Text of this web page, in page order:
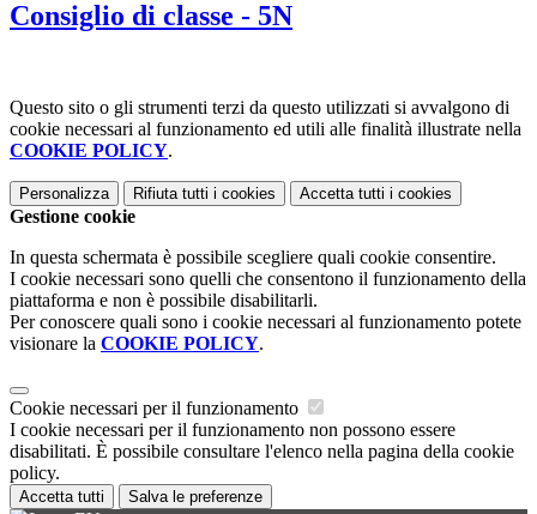
Consiglio di classe - 5N
Questo sito o gli strumenti terzi da questo utilizzati si avvalgono di
cookie necessari al funzionamento ed utili alle finalità illustrate nella
COOKIE POLICY.
Personalizza Rifiuta tutti i cookies Accetta tutti i cookies
Gestione cookie
In questa schermata è possibile scegliere quali cookie consentire.
I cookie necessari sono quelli che consentono il funzionamento della
piattaforma e non è possibile disabilitarli.
Per conoscere quali sono i cookie necessari al funzionamento potete
visionare la COOKIE POLICY.
Cookie necessari per il funzionamento
I cookie necessari per il funzionamento non possono essere
disabilitati. È possibile consultare l'elenco nella pagina della cookie
policy.
Accetta tutti Salva le preferenze